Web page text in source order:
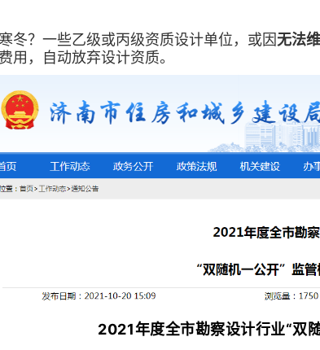
冬？一些乙级或丙级资质设计单位，或因 无法
用，自动放弃设计资质。
2021年度全市勘察设计行业“双